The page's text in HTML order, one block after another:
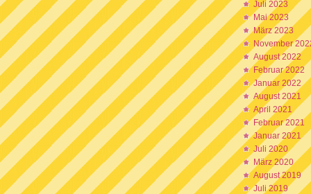
Juli 2023
Mai 2023
März 2023
November
August 2022
Februar 2022
Januar 2022
August 2021
April 2021
Februar 2021
Januar 2021
Juli 2020
März 2020
August 2019
Juli 2019